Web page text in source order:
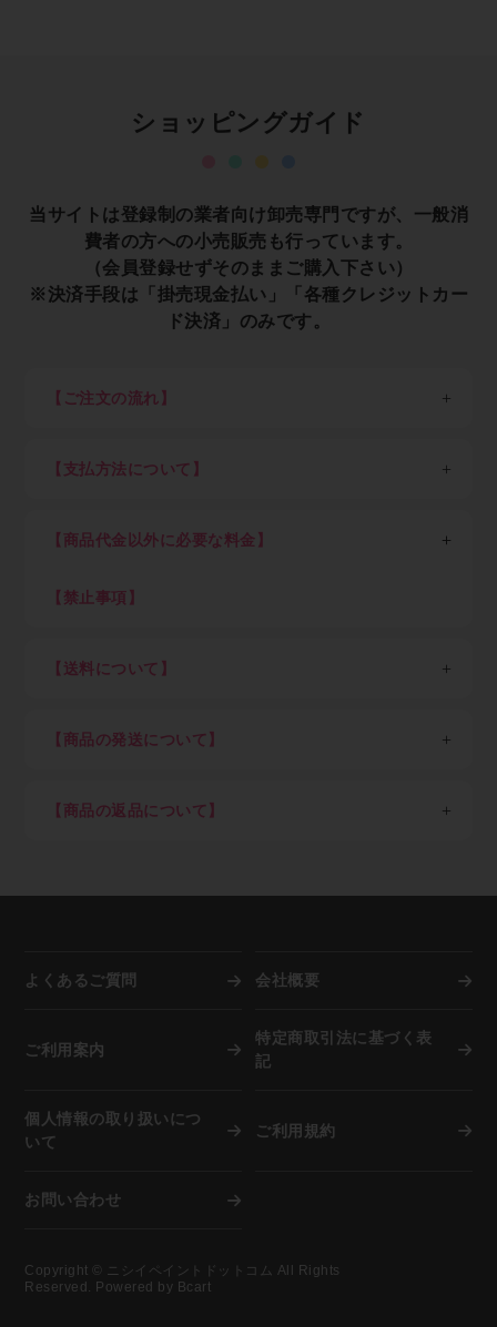
ショッピングガイド
当サイトは登録制の業者向け卸売専門ですが、一般消
費者の方への小売販売も行っています。
（会員登録せずそのままご購入下さい）
※決済手段は「掛売現金払い」「各種クレジットカー
ド決済」のみです。
【ご注文の流れ】
業者の方は最初に新規会員登録（無料）を行って下さ
STEP2：ログイン
ログイン後は商品の卸価格が表示され、商品をご自由に
STEP3：商品を選び、ショッピングカートに入れる
ご注文後のキャンセルは出来ませんので、押し間違いが
有無はメールにてお気軽にご相談ください。
します。（商品によっては納期が一週間以上かかる場合
弊社に在庫がない際は自動的にメーカーへ発注を行いま
すので、お客様都合での「注文後のキャンセル」は固く
より再入荷困難な場合は、別途ご確認のメールを差し上
げます。
す。購入前の商品確保や在庫確認は受け付けていませ
【支払方法について】
現金掛け払いご希望の方は「Paid利用規約」（売掛金
い。Paidサービス提供元の株式会社ラクーンより別途
経てログインが可能となります。審査結果ご案内のメー
ださい）
クレジットカード決済ご希望の方はショッピングカー
【商品代金以外に必要な料金】
料、但し東北6県・北海道、沖縄県及び離島を除く）
【禁止事項】
・ECサイト運営を妨害する行為
・転売目的による購入
【送料について】
7,700円以上ご購入：送料弊社負担（但し東北6県・北
道2,200円）
【商品の発送について】
年始、夏季休業期など）を除き即日～3営業日以内を
中身が違うことがありますが商品に問題はございませ
複数注文の際は商品が揃い次第、弊社物流センターより
お客さまご指定場所へ発送します。
中に、運送会社の送り状番号を記載します。
この送り状番号をインターネットで照会すると、現在、
【商品の返品について】
よくあるご質問
会社概要
ご利用案内
特定商取引法に基づく表
記
個人情報の取り扱いにつ
いて
ご利用規約
お問い合わせ
Copyright © ニシイペイントドットコム All Rights
Reserved. Powered by Bcart